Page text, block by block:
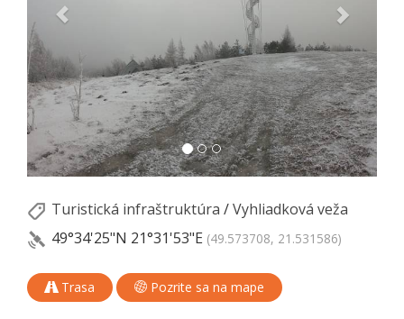
Turistická infraštruktúra /Vyhliadková veža
49°34'25"N 21°31'53"E (49.573708, 21.531586)
Trasa Pozrite sa na mape